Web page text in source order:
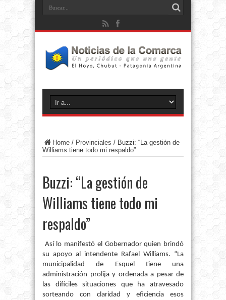
Home / Provinciales / Buzzi: “La gestión de
Williams tiene todo mi respaldo”
Buzzi: “La gestión de
Williams tiene todo mi
respaldo”
Así lo manifestó el Gobernador quien brindó
su apoyo al intendente Rafael Williams. “La
municipalidad de Esquel tiene una
administración prolija y ordenada a pesar de
las difíciles situaciones que ha atravesado
sorteando con claridad y eficiencia esos